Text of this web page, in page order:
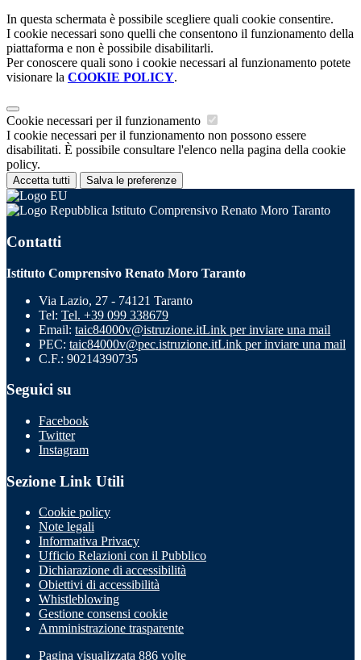
In questa schermata è possibile scegliere quali cookie consentire.
I cookie necessari sono quelli che consentono il funzionamento della
piattaforma e non è possibile disabilitarli.
Per conoscere quali sono i cookie necessari al funzionamento potete
visionare la COOKIE POLICY.
Cookie necessari per il funzionamento
I cookie necessari per il funzionamento non possono essere
disabilitati. È possibile consultare l'elenco nella pagina della cookie
policy.
Accetta tutti Salva le preferenze
Istituto Comprensivo Renato Moro Taranto
Contatti
Istituto Comprensivo Renato Moro Taranto
Via Lazio, 27 - 74121 Taranto
Tel: Tel. +39 099 338679
Email: taic84000v@istruzione.itLink per inviare una mail
PEC: taic84000v@pec.istruzione.itLink per inviare una mail
C.F.: 90214390735
Seguici su
Facebook
Twitter
Instagram
Sezione Link Utili
Cookie policy
Note legali
Informativa Privacy
Ufficio Relazioni con il Pubblico
Dichiarazione di accessibilità
Obiettivi di accessibilità
Whistleblowing
Gestione consensi cookie
Amministrazione trasparente
Pagina visualizzata 886 volte